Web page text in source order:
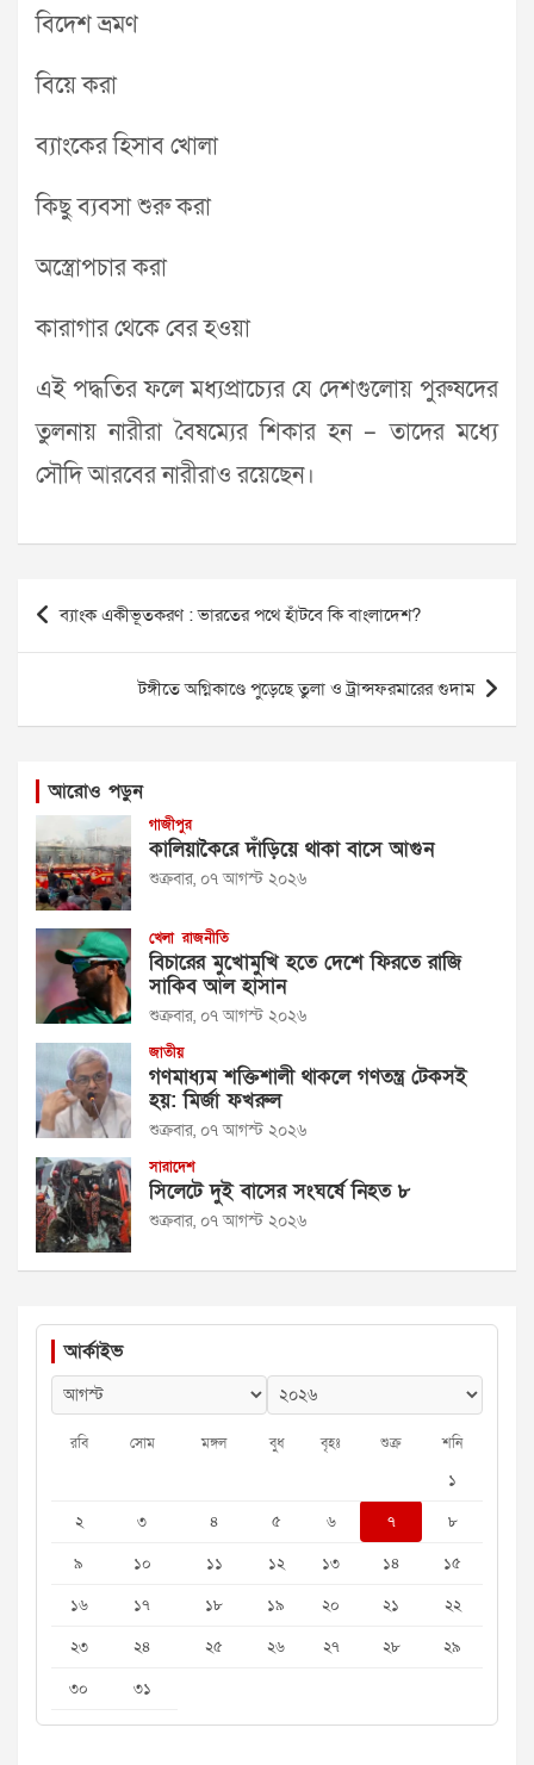
বিদেশ ভ্রমণ
বিয়ে করা
ব্যাংকের হিসাব খোলা
কিছু ব্যবসা শুরু করা
অস্ত্রোপচার করা
কারাগার থেকে বের হওয়া
এই পদ্ধতির ফলে মধ্যপ্রাচ্যের যে দেশগুলোয় পুরুষদের
তুলনায় নারীরা বৈষম্যের শিকার হন – তাদের মধ্যে
সৌদি আরবের নারীরাও রয়েছেন।
Post
navigation
ব্যাংক একীভূতকরণ : ভারতের পথে হাঁটবে কি বাংলাদেশ?
টঙ্গীতে অগ্নিকাণ্ডে পুড়েছে তুলা ও ট্রান্সফরমারের গুদাম
আরোও পড়ুন
গাজীপুর
কালিয়াকৈরে দাঁড়িয়ে থাকা বাসে আগুন
শুক্রবার, ০৭ আগস্ট ২০২৬
খেলা রাজনীতি
বিচারের মুখোমুখি হতে দেশে ফিরতে রাজি
সাকিব আল হাসান
শুক্রবার, ০৭ আগস্ট ২০২৬
জাতীয়
গণমাধ্যম শক্তিশালী থাকলে গণতন্ত্র টেকসই
হয়: মির্জা ফখরুল
শুক্রবার, ০৭ আগস্ট ২০২৬
সারাদেশ
সিলেটে দুই বাসের সংঘর্ষে নিহত ৮
শুক্রবার, ০৭ আগস্ট ২০২৬
আর্কাইভ
রবি সোম মঙ্গল বুধ বৃহঃ শুক্র শনি
১
২
৩ ৪ ৫ ৬ ৭
৮
৯
১০ ১১ ১২ ১৩ ১৪
১৫
১৬
১৭ ১৮ ১৯ ২০ ২১
২২
২৩
২৪ ২৫ ২৬ ২৭ ২৮
২৯
৩০
৩১